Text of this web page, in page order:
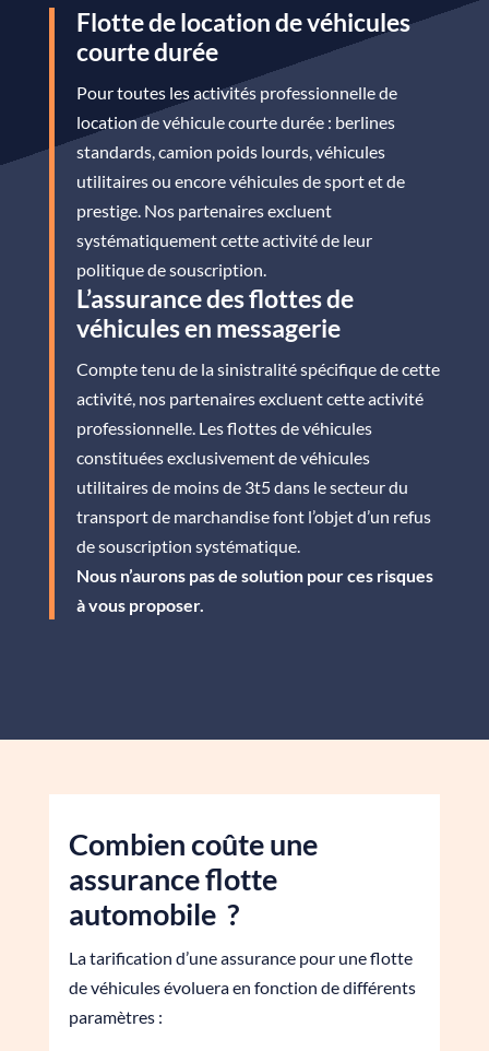
Flotte de location de véhicules
courte durée
Pour toutes les activités professionnelle de
location de véhicule courte durée : berlines
standards, camion poids lourds, véhicules
utilitaires ou encore véhicules de sport et de
prestige. Nos partenaires excluent
systématiquement cette activité de leur
politique de souscription.
L’assurance des flottes de
véhicules en messagerie
Compte tenu de la sinistralité spécifique de cette
activité, nos partenaires excluent cette activité
professionnelle. Les flottes de véhicules
constituées exclusivement de véhicules
utilitaires de moins de 3t5 dans le secteur du
transport de marchandise font l’objet d’un refus
de souscription systématique.
Nous n’aurons pas de solution pour ces risques
à vous proposer.
Combien coûte une
assurance flotte
automobile ?
La tarification d’une assurance pour une flotte
de véhicules évoluera en fonction de différents
paramètres :